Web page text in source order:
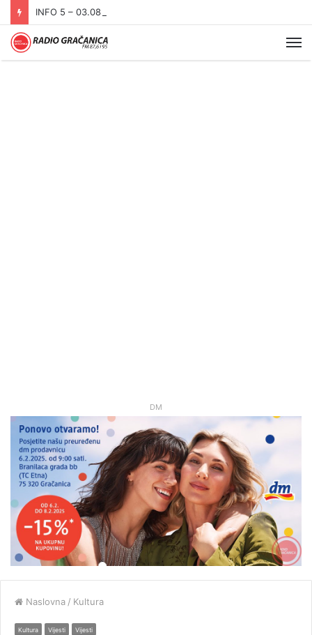
INFO 5 – 03.08.2026
DM
Naslovna / Kultura
Kultura Vijesti Vijesti